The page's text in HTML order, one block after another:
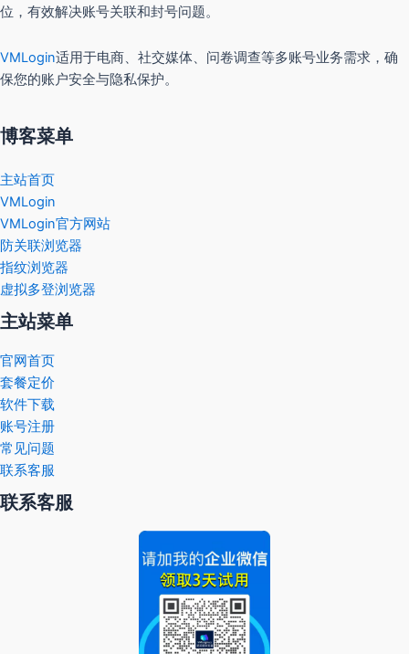
位，有效解决账号关联和封号问题。
VMLogin适用于电商、社交媒体、问卷调查等多账号业务需求，确
保您的账户安全与隐私保护。
博客菜单
主站首页
VMLogin
VMLogin官方网站
防关联浏览器
指纹浏览器
虚拟多登浏览器
主站菜单
官网首页
套餐定价
软件下载
账号注册
常见问题
联系客服
联系客服